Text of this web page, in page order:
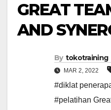
GREAT
AND
By tokotraining
MAR 2, 2022
#diklat
#pelatihan